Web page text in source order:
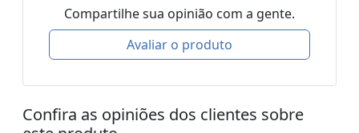
Compartilhe sua opinião com a gente.
Avaliar o produto
Confira as opiniões dos clientes sobre